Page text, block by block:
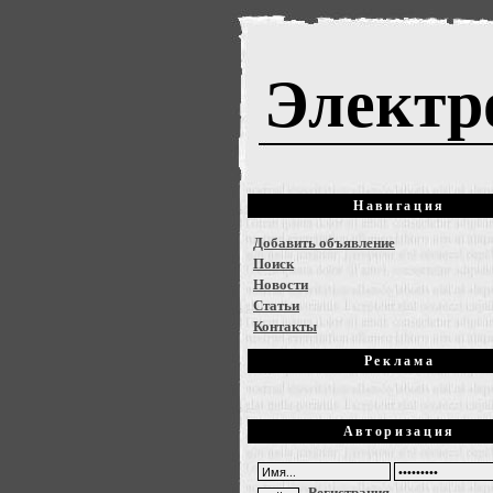
Навигация
Добавить объявление
Поиск
Новости
Статьи
Контакты
Реклама
Авторизация